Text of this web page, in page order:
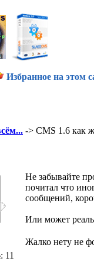
Избранное на этом
-> CMS 1.6 как
11
Не забывайте
почитал что
сообщений,
Или может
Жалко нету не